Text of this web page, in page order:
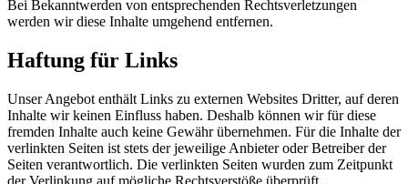
Bei Bekanntwerden von entsprechenden Rechtsverletzungen
werden wir diese Inhalte umgehend entfernen.
Haftung für Links
Unser Angebot enthält Links zu externen Websites Dritter, auf deren
Inhalte wir keinen Einfluss haben. Deshalb können wir für diese
fremden Inhalte auch keine Gewähr übernehmen. Für die Inhalte der
verlinkten Seiten ist stets der jeweilige Anbieter oder Betreiber der
Seiten verantwortlich. Die verlinkten Seiten wurden zum Zeitpunkt
der Verlinkung auf mögliche Rechtsverstöße überprüft.